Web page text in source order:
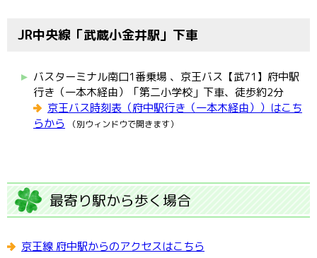
JR中央線「武蔵小金井駅」下車
バスターミナル南口1番乗場 、京王バス【武71】府中駅
行き（一本木経由）「第二小学校」下車、徒歩約2分
京王バス時刻表（府中駅行き（一本木経由））はこち
らから
（別ウィンドウで開きます）
最寄り駅から歩く場合
京王線 府中駅からのアクセスはこちら